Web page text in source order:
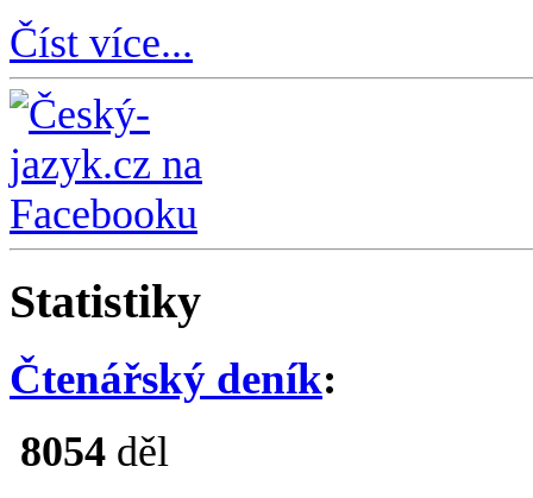
Číst více...
Statistiky
Čtenářský deník:
8054 děl